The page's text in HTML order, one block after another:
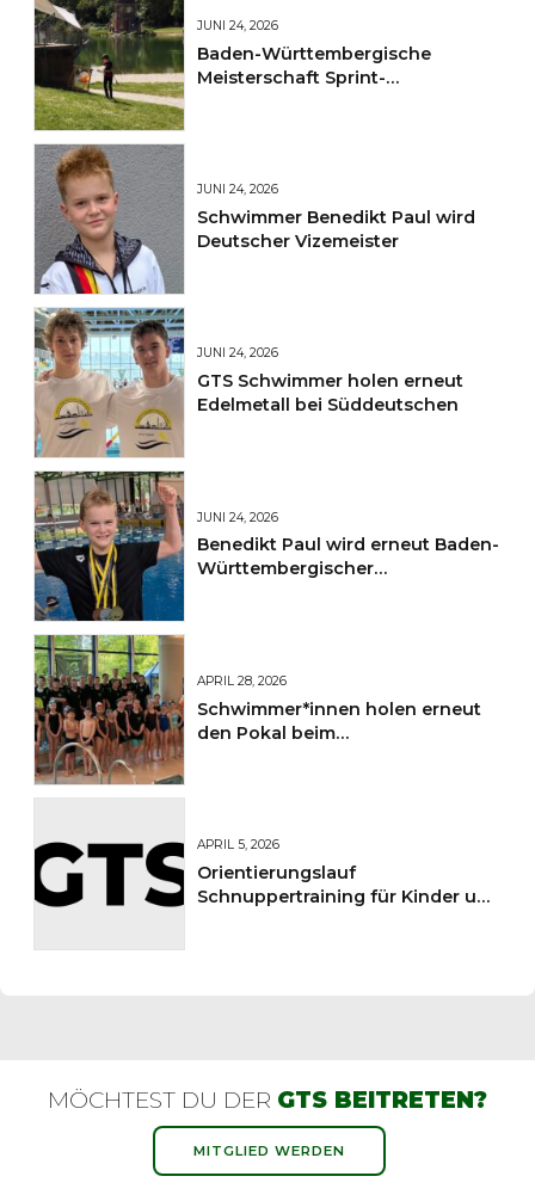
JUNI 24, 2026
Baden-Württembergische
Meisterschaft Sprint-
JUNI 24, 2026
Schwimmer Benedikt Paul wird
Deutscher Vizemeister
JUNI 24, 2026
GTS Schwimmer holen erneut
Edelmetall bei Süddeutschen
JUNI 24, 2026
Benedikt Paul wird erneut Baden-
Württembergischer
APRIL 28, 2026
Schwimmer*innen holen erneut
den Pokal beim
APRIL 5, 2026
Orientierungslauf
Schnuppertraining für Kinder und
MÖCHTEST DU DER GTS BEITRETEN?
MITGLIED WERDEN